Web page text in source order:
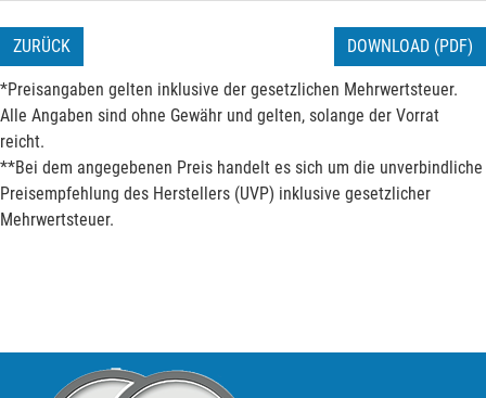
ZURÜCK DOWNLOAD (PDF)
*Preisangaben gelten inklusive der gesetzlichen Mehrwertsteuer.
Alle Angaben sind ohne Gewähr und gelten, solange der Vorrat
reicht.
**Bei dem angegebenen Preis handelt es sich um die unverbindliche
Preisempfehlung des Herstellers (UVP) inklusive gesetzlicher
Mehrwertsteuer.